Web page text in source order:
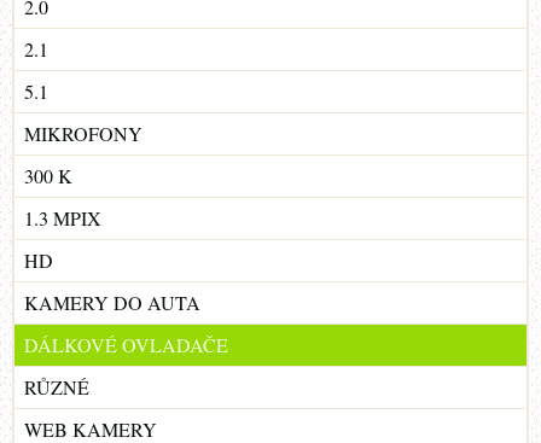
2.0
2.1
5.1
MIKROFONY
300 K
1.3 MPIX
HD
KAMERY DO AUTA
DÁLKOVÉ OVLADAČE
RŮZNÉ
WEB KAMERY